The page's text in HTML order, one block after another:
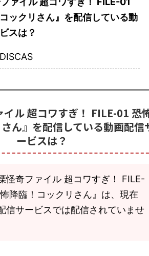
ックリさん』を配信している動
スは？
イル 超コワすぎ！ FILE-01 恐
ん』を配信している動画配信
ービスは？
怪奇ファイル 超コワすぎ！ FILE-
降臨！コックリさん』は、現在
信サービスでは配信されていませ